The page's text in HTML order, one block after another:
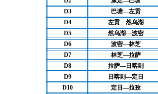
D3
巴塘—左贡
D4
左贡—然乌湖
D5
然乌湖—波密
D6
波密—林芝
D7
林芝—拉萨
D8
拉萨—日喀则
D9
日喀则—定日
D10
定日—拉孜